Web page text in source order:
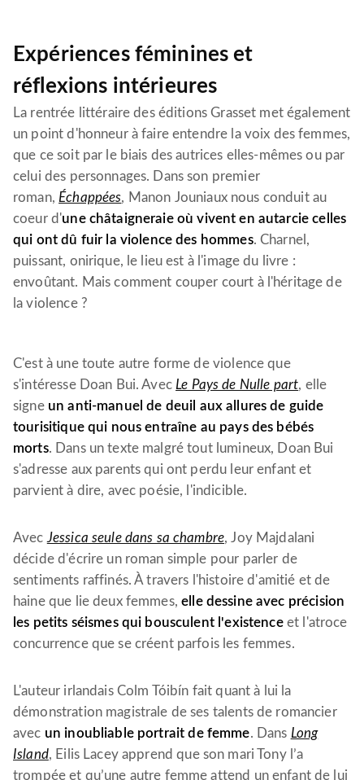
Expériences féminines et
réflexions intérieures
La rentrée littéraire des éditions Grasset met également
un point d'honneur à faire entendre la voix des femmes,
que ce soit par le biais des autrices elles-mêmes ou par
celui des personnages. Dans son premier
roman,Échappées, Manon Jouniaux nous conduit au
coeur d'une châtaigneraie où vivent en autarcie celles
qui ont dû fuir la violence des hommes. Charnel,
puissant, onirique, le lieu est à l'image du livre :
envoûtant. Mais comment couper court à l'héritage de
la violence ?
C'est à une toute autre forme de violence que
s'intéresse Doan Bui. AvecLe Pays de Nulle part, elle
signe un anti-manuel de deuil aux allures de guide
tourisitique qui nous entraîne au pays des bébés
morts. Dans un texte malgré tout lumineux, Doan Bui
s'adresse aux parents qui ont perdu leur enfant et
parvient à dire, avec poésie, l'indicible.
AvecJessica seule dans sa chambre, Joy Majdalani
décide d'écrire un roman simple pour parler de
sentiments raffinés. À travers l'histoire d'amitié et de
haine que lie deux femmes,elle dessine avec précision
les petits séismes qui bousculent l'existenceet l'atroce
concurrence que se créent parfois les femmes.
L'auteur irlandais Colm Tóibín fait quant à lui la
démonstration magistrale de ses talents de romancier
avec un inoubliable portrait de femme. Dans Long
Island, Eilis Lacey apprend que son mari Tony l’a
trompée et qu’une autre femme attend un enfant de lui